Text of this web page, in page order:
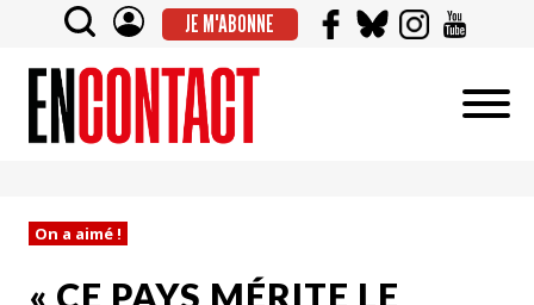
JE M'ABONNE
On a aimé !
« CE PAYS MÉRITE LE